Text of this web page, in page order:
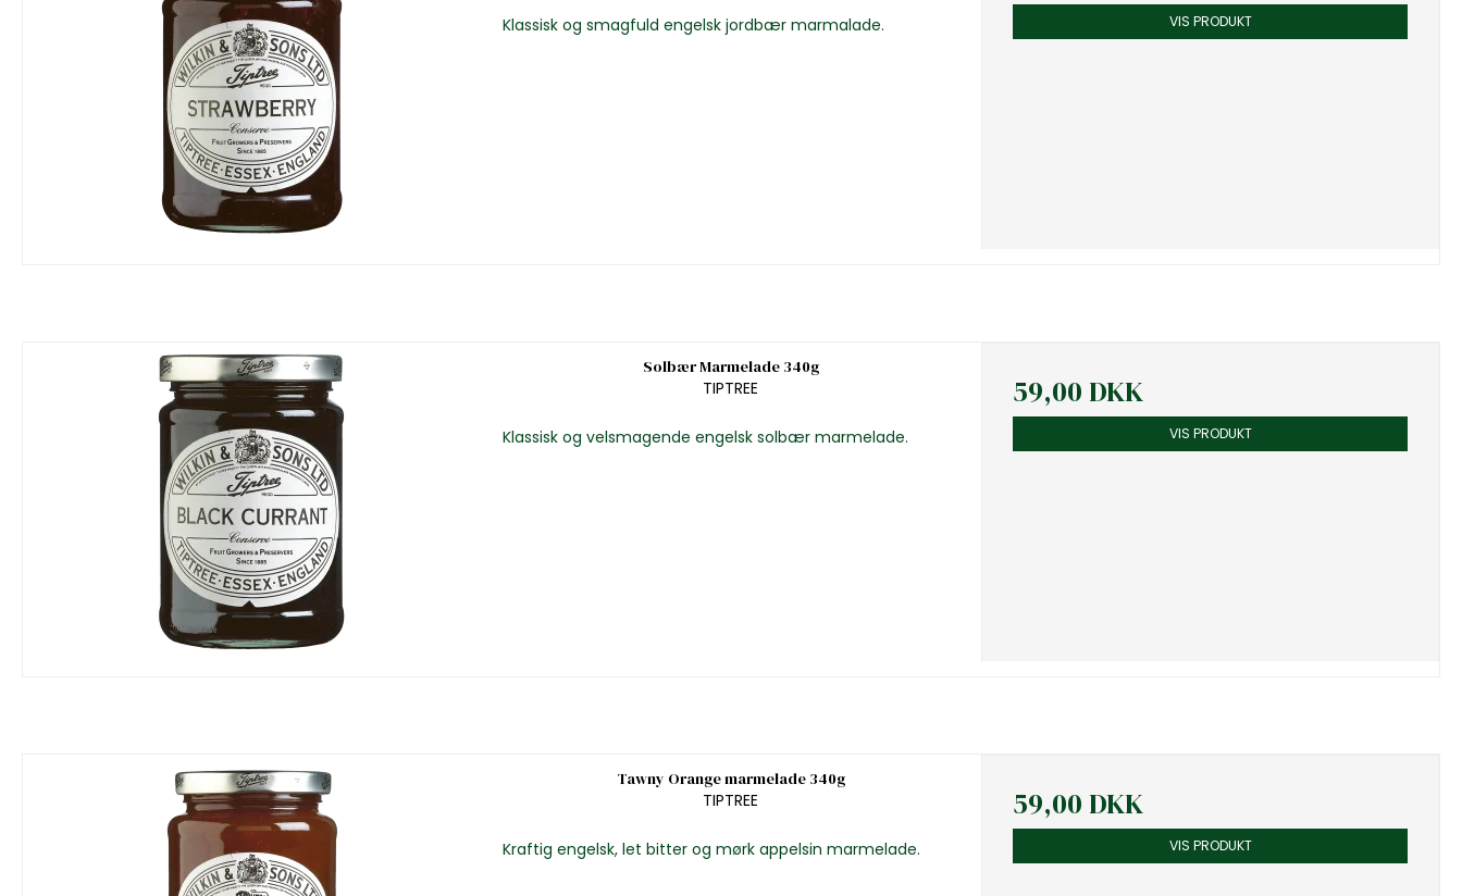
Klassisk og smagfuld engelsk jordbær marmalade. VIS PRODUKT
Solbær Marmelade 340g
TIPTREE
Klassisk og velsmagende engelsk solbær marmelade.
59,00 DKK
VIS PRODUKT
Tawny Orange marmelade 340g
TIPTREE
Kraftig engelsk, let bitter og mørk appelsin marmelade.
59,00 DKK
VIS PRODUKT